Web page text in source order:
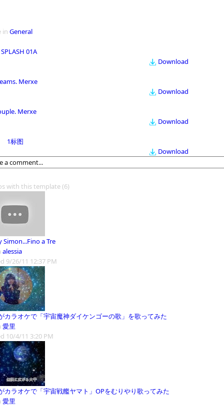
in General
SPLASH 01A
Download
Merxe
Download
Merxe
Download
1标图
Download
with this template(6)
Simon...Fino a Tre
alessia
9/26/11 12:37 PM
カラオケで「宇宙魔神ダイケンゴーの歌」を歌ってみた
愛里
10/4/11 3:20 PM
カラオケで「宇宙戦艦ヤマト」OPをむりやり歌ってみた
愛里